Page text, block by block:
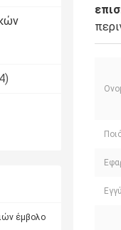
έμβολο